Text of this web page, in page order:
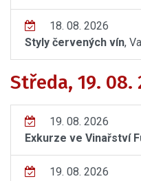
18. 08. 2026
Styly červených vín,
Středa, 19. 08.
19. 08. 2026
Exkurze ve Vinařství
19. 08. 2026